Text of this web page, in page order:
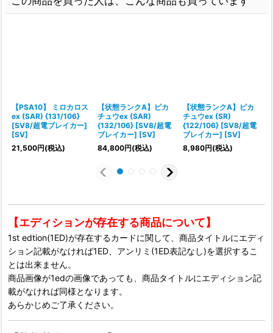
【PSA10】 ミロカロス
ex (SAR) {131/106}
[SV8/超電ブレイカー]
[SV]
21,500円(税込)
【状態ランクA】ピカ
チュウex (SAR)
{132/106} [SV8/超電
ブレイカー] [SV]
84,800円(税込)
【状態ランクA】ピカ
チュウex (SR)
{122/106} [SV8/超電
ブレイカー] [SV]
8,980円(税込)
【エディションが存在する商品について】
1st edtion(1ED)が存在するカードに関して、商品タイトルにエディ
ション記載がなければ1ED、アンリミ(1ED表記なし)を選択するこ
とは出来ません。
商品画像が1edの画像であっても、商品タイトルにエディション記
載がなければ同様となります。
あらかじめご了承ください。